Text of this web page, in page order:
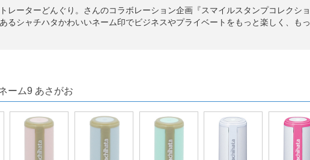
レーターどんぐり。さんのコラボレーション企画『スマイルスタンプコレクショ
るシャチハタかわいいネーム印でビジネスやプライベートをもっと楽しく、もっ
ーム9 あさがお